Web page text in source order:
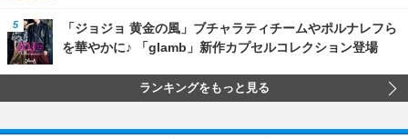
「ジョジョ 黄金の風」ブチャラティチームやポルナレフら
を華やかに♪ 「glamb」新作カプセルコレクション登場
ランキングをもっと見る